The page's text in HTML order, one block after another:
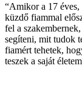
“Amikor a 17 éves,
küzdő fiammal
fel a
segíteni, mit tudok
fiamért tehetek,
teszek a saját